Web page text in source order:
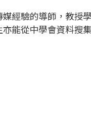
經驗的導師，教授
能從中學會資料搜